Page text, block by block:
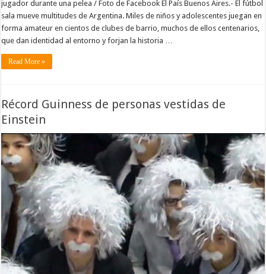
jugador durante una pelea / Foto de Facebook El País Buenos Aires.- El fútbol
sala mueve multitudes de Argentina. Miles de niños y adolescentes juegan en
forma amateur en cientos de clubes de barrio, muchos de ellos centenarios,
que dan identidad al entorno y forjan la historia …
Read More »
Récord Guinness de personas vestidas de
Einstein